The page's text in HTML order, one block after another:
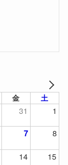
金 土
31 1
7
8
14
15